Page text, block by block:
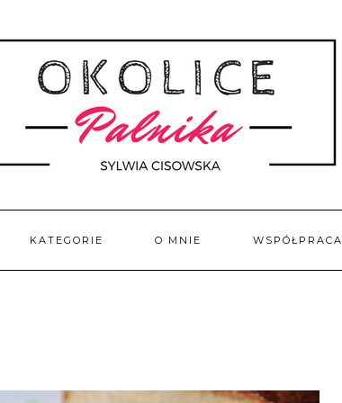
KATEGORIE O MNIE WSPÓŁPRACA